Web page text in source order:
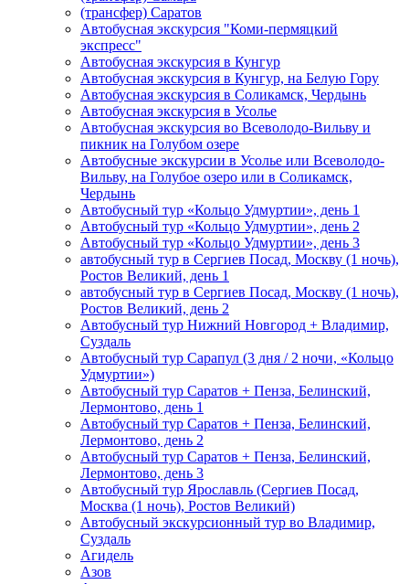
(трансфер) Саратов
Автобусная экскурсия "Коми-пермяцкий
экспресс"
Автобусная экскурсия в Кунгур
Автобусная экскурсия в Кунгур, на Белую Гору
Автобусная экскурсия в Соликамск, Чердынь
Автобусная экскурсия в Усолье
Автобусная экскурсия во Всеволодо-Вильву и
пикник на Голубом озере
Автобусные экскурсии в Усолье или Всеволодо-
Вильву, на Голубое озеро или в Соликамск,
Чердынь
Автобусный тур «Кольцо Удмуртии», день 1
Автобусный тур «Кольцо Удмуртии», день 2
Автобусный тур «Кольцо Удмуртии», день 3
автобусный тур в Сергиев Посад, Москву (1 ночь),
Ростов Великий, день 1
автобусный тур в Сергиев Посад, Москву (1 ночь),
Ростов Великий, день 2
Автобусный тур Нижний Новгород + Владимир,
Суздаль
Автобусный тур Сарапул (3 дня / 2 ночи, «Кольцо
Удмуртии»)
Автобусный тур Саратов + Пенза, Белинский,
Лермонтово, день 1
Автобусный тур Саратов + Пенза, Белинский,
Лермонтово, день 2
Автобусный тур Саратов + Пенза, Белинский,
Лермонтово, день 3
Автобусный тур Ярославль (Сергиев Посад,
Москва (1 ночь), Ростов Великий)
Автобусный экскурсионный тур во Владимир,
Суздаль
Агидель
Азов